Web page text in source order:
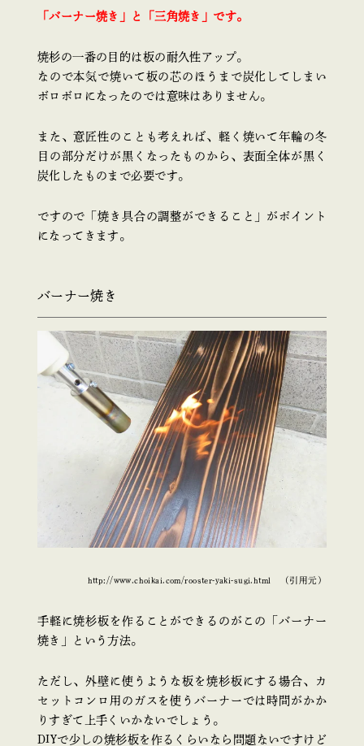
「バーナー焼き」と「三角焼き」です。
焼杉の一番の目的は板の耐久性アップ。
なので本気で焼いて板の芯のほうまで炭化してしまい
ボロボロになったのでは意味はありません。
また、意匠性のことも考えれば、軽く焼いて年輪の冬
目の部分だけが黒くなったものから、表面全体が黒く
炭化したものまで必要です。
ですので「焼き具合の調整ができること」がポイント
になってきます。
バーナー焼き
http://www.choikai.com/rooster-yaki-sugi.html （引用元）
手軽に焼杉板を作ることができるのがこの「バーナー
焼き」という方法。
ただし、外壁に使うような板を焼杉板にする場合、カ
セットコンロ用のガスを使うバーナーでは時間がかか
りすぎて上手くいかないでしょう。
DIYで少しの焼杉板を作るくらいなら問題ないですけど